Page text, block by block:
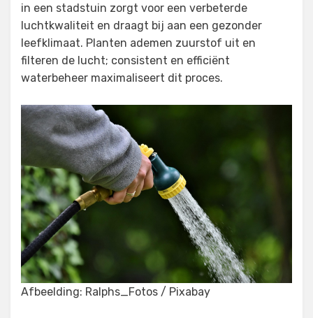
in een stadstuin zorgt voor een verbeterde
luchtkwaliteit en draagt bij aan een gezonder
leefklimaat. Planten ademen zuurstof uit en
filteren de lucht; consistent en efficiënt
waterbeheer maximaliseert dit proces.
Afbeelding: Ralphs_Fotos / Pixabay